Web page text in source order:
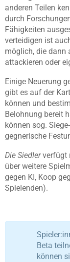
anderen Teilen
durch
Fähigkeiten
verteidigen ist
möglich, die dann
attackieren oder
Einige Neuerung
gibt es auf der
können und
Belohnung bereit
können sog.
gegnerische
Die Siedlerverfügt
über weitere
gegen KI, Koop
Spielenden).
Beta
können